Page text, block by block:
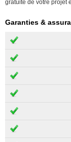
gratuite de votre projet
Garanties &